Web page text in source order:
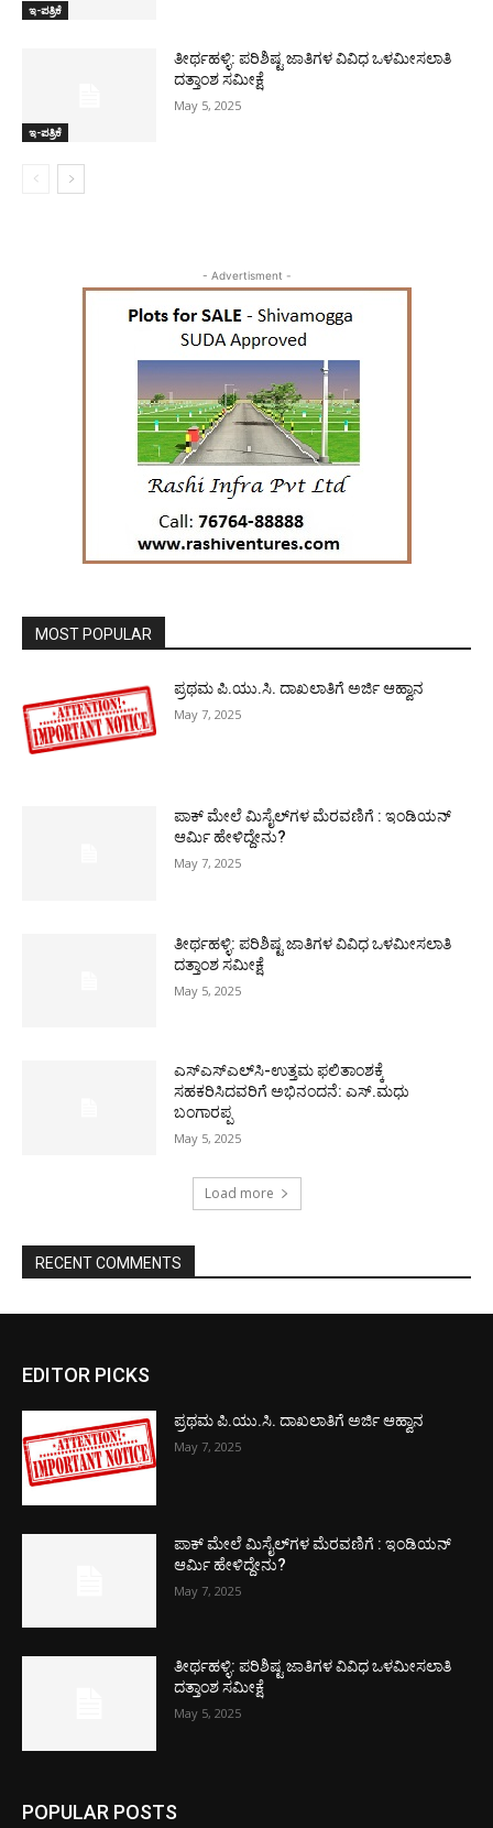
ಇ-ಪತ್ರಿಕೆ
ಇ-ಪತ್ರಿಕೆ
ತೀರ್ಥಹಳ್ಳಿ: ಪರಿಶಿಷ್ಟ ಜಾತಿಗಳ ವಿವಿಧ ಒಳಮೀಸಲಾತಿ
ದತ್ತಾಂಶ ಸಮೀಕ್ಷೆ
May 5, 2025
- Advertisment -
MOST POPULAR
ಪ್ರಥಮ ಪಿ.ಯು.ಸಿ. ದಾಖಲಾತಿಗೆ ಅರ್ಜಿ ಆಹ್ವಾನ
May 7, 2025
ಪಾಕ್​ ಮೇಲೆ ಮಿಸೈಲ್​ಗಳ ಮೆರವಣಿಗೆ : ಇಂಡಿಯನ್
ಆರ್ಮಿ ಹೇಳಿದ್ದೇನು?
May 7, 2025
ತೀರ್ಥಹಳ್ಳಿ: ಪರಿಶಿಷ್ಟ ಜಾತಿಗಳ ವಿವಿಧ ಒಳಮೀಸಲಾತಿ
ದತ್ತಾಂಶ ಸಮೀಕ್ಷೆ
May 5, 2025
ಎಸ್‌ಎಸ್‌ಎಲ್‌ಸಿ-ಉತ್ತಮ ಫಲಿತಾಂಶಕ್ಕೆ
ಸಹಕರಿಸಿದವರಿಗೆ ಅಭಿನಂದನೆ: ಎಸ್.ಮಧು
ಬಂಗಾರಪ್ಪ
May 5, 2025
Load more
RECENT COMMENTS
EDITOR PICKS
ಪ್ರಥಮ ಪಿ.ಯು.ಸಿ. ದಾಖಲಾತಿಗೆ ಅರ್ಜಿ ಆಹ್ವಾನ
May 7, 2025
ಪಾಕ್​ ಮೇಲೆ ಮಿಸೈಲ್​ಗಳ ಮೆರವಣಿಗೆ : ಇಂಡಿಯನ್
ಆರ್ಮಿ ಹೇಳಿದ್ದೇನು?
May 7, 2025
ತೀರ್ಥಹಳ್ಳಿ: ಪರಿಶಿಷ್ಟ ಜಾತಿಗಳ ವಿವಿಧ ಒಳಮೀಸಲಾತಿ
ದತ್ತಾಂಶ ಸಮೀಕ್ಷೆ
May 5, 2025
POPULAR POSTS